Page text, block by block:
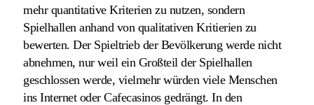
mehr quantitative Kriterien zu nutzen, sondern
Spielhallen anhand von qualitativen Kritierien zu
bewerten. Der Spieltrieb der Bevölkerung werde nicht
abnehmen, nur weil ein Großteil der Spielhallen
geschlossen werde, vielmehr würden viele Menschen
ins Internet oder Cafecasinos gedrängt. In den